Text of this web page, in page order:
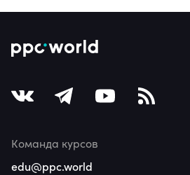
Команда курсов
edu@ppc.world